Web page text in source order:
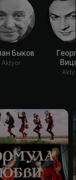
Быков
Aktyor